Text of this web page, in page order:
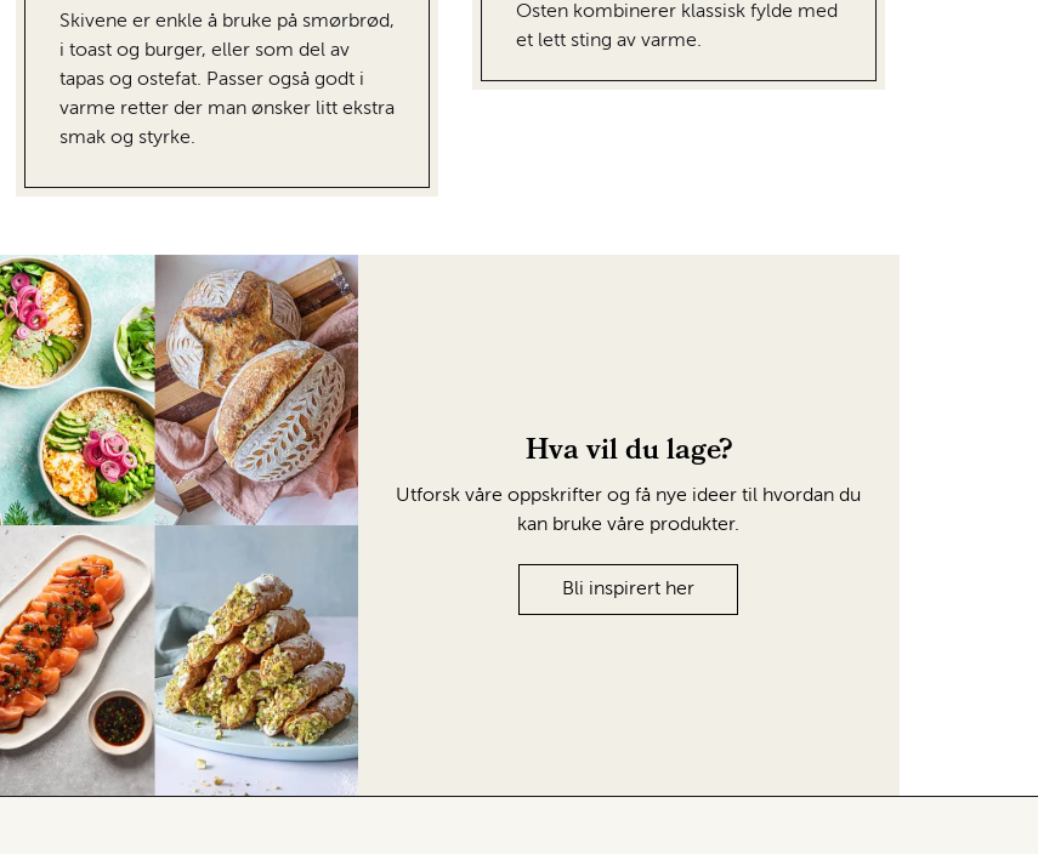
Skivene er enkle å bruke på smørbrød,
i toast og burger, eller som del av
tapas og ostefat. Passer også godt i
varme retter der man ønsker litt ekstra
smak og styrke.
Osten kombinerer klassisk fylde med
et lett sting av varme.
Hva vil du lage?
Utforsk våre oppskrifter og få nye ideer til hvordan du
kan bruke våre produkter.
Bli inspirert her